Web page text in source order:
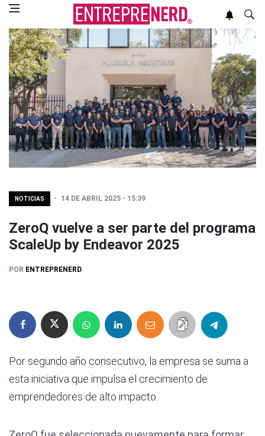
NOTICIAS 14 DE ABRIL 2025 - 15:39
ZeroQ vuelve a ser parte del programa
ScaleUp by Endeavor 2025
POR ENTREPRENERD
Por segundo año consecutivo, la empresa se suma a
esta iniciativa que impulsa el crecimiento de
emprendedores de alto impacto.